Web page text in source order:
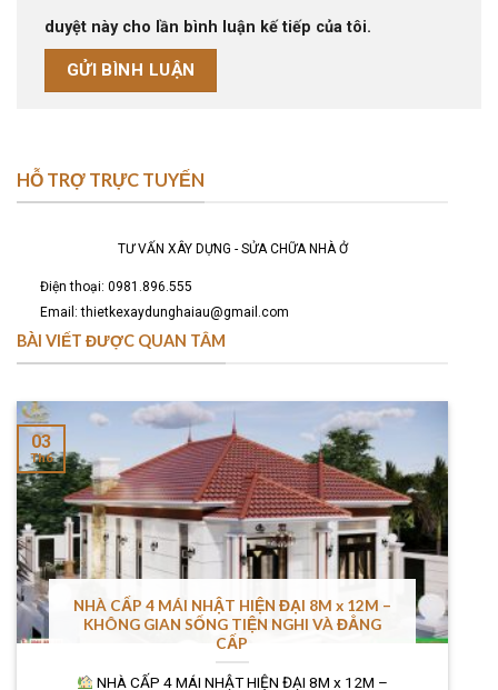
duyệt này cho lần bình luận kế tiếp của tôi.
HỖ TRỢ TRỰC TUYẾN
TƯ VẤN XÂY DỰNG - SỬA CHỮA NHÀ Ở
Điện thoại: 0981.896.555
Email: thietkexaydunghaiau@gmail.com
BÀI VIẾT ĐƯỢC QUAN TÂM
NHÀ CẤP 4 MÁI NHẬT HIỆN ĐẠI 8M x 12M –
KHÔNG GIAN SỐNG TIỆN NGHI VÀ ĐẲNG
CẤP
NHÀ CẤP 4 MÁI NHẬT HIỆN ĐẠI 8M x 12M –
03
Th6